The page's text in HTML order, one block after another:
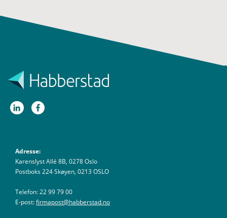
Adresse:
Karenslyst Allé 8B, 0278 Oslo
Postboks 224 Skøyen, 0213 OSLO
Telefon: 22 99 79 00
E-post:firmapost@habberstad.no